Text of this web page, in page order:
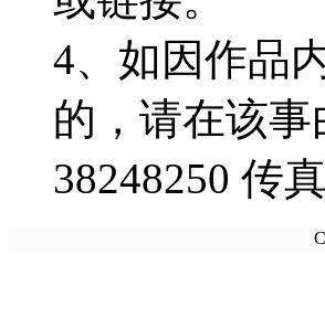
4、如因作品
的，请在该
38248250 传